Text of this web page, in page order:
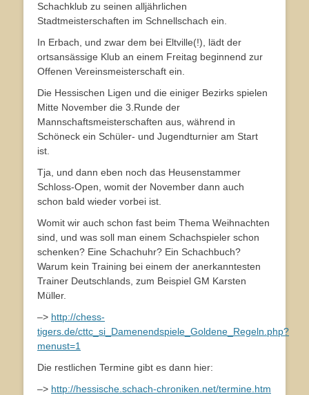
Schachklub zu seinen alljährlichen
Stadtmeisterschaften im Schnellschach ein.
In Erbach, und zwar dem bei Eltville(!), lädt der
ortsansässige Klub an einem Freitag beginnend zur
Offenen Vereinsmeisterschaft ein.
Die Hessischen Ligen und die einiger Bezirks spielen
Mitte November die 3.Runde der
Mannschaftsmeisterschaften aus, während in
Schöneck ein Schüler- und Jugendturnier am Start
ist.
Tja, und dann eben noch das Heusenstammer
Schloss-Open, womit der November dann auch
schon bald wieder vorbei ist.
Womit wir auch schon fast beim Thema Weihnachten
sind, und was soll man einem Schachspieler schon
schenken? Eine Schachuhr? Ein Schachbuch?
Warum kein Training bei einem der anerkanntesten
Trainer Deutschlands, zum Beispiel GM Karsten
Müller.
–> http://chess-
tigers.de/cttc_si_Damenendspiele_Goldene_Regeln.php?
menust=1
Die restlichen Termine gibt es dann hier:
–> http://hessische.schach-chroniken.net/termine.htm